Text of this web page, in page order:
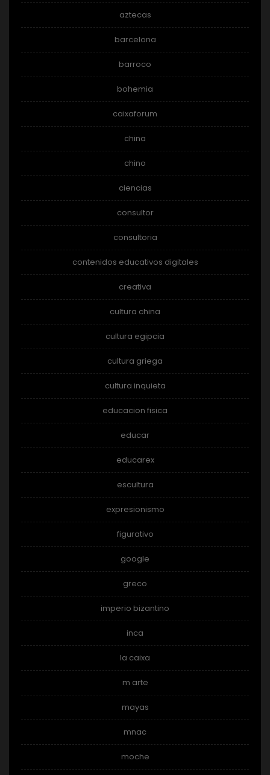
aztecas
barcelona
barroco
bohemia
caixaforum
china
chino
ciencias
consultor
consultoria
contenidos educativos digitales
creativa
cultura china
cultura egipcia
cultura griega
cultura inquieta
educacion fisica
educar
educarex
escultura
expresionismo
figurativo
google
greco
imperio bizantino
inca
la caixa
m arte
mayas
mnac
moche